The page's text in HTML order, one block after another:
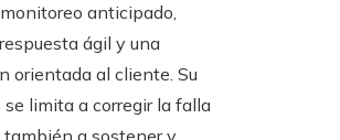
anticipado,
ágil y una
orientada al cliente. Su
limita a corregir la falla